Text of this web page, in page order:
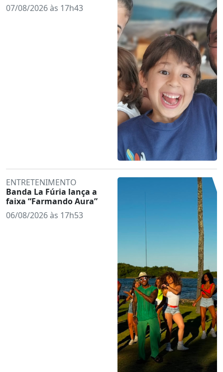
07/08/2026 às 17h43
ENTRETENIMENTO
Banda La Fúria lança a
faixa “Farmando Aura”
06/08/2026 às 17h53